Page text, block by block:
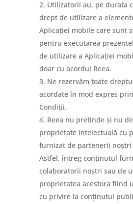
Utilizatorii au, pe durata
drept de utilizare a
Aplicației mobile care sunt
pentru executarea
de utilizare a Aplicației
doar cu acordul Reea.
Ne rezervăm toate
acordate în mod expres
Condiții.
Reea nu pretinde și nu
proprietate intelectuală cu
furnizat de partenerii
Astfel, întreg conținutul
colaboratorii noștri sau de
proprietatea acestora fiind
cu privire la conținutul